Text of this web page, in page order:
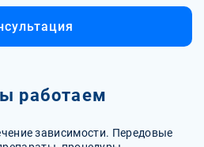
работаем
зависимости. Передовые